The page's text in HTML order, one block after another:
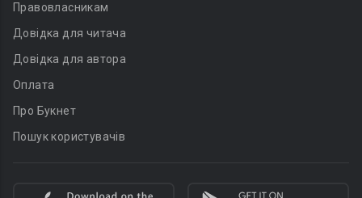
Правовласникам
Довідка для читача
Довідка для автора
Оплата
Про Букнет
Пошук користувачів